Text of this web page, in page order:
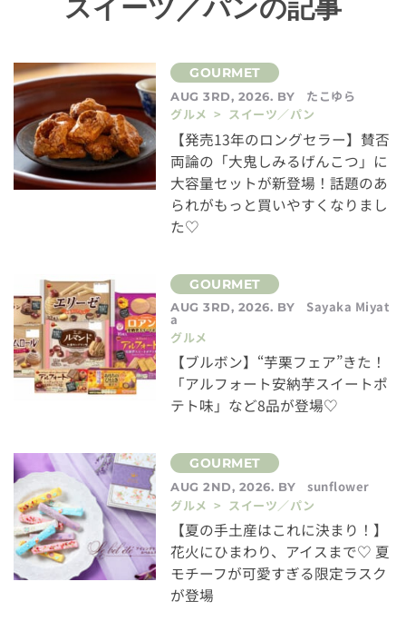
スイーツ／パンの記事
AUG 3RD, 2026. BY
たこゆら
グルメ > スイーツ／パン
【発売13年のロングセラー】賛否
両論の「大鬼しみるげんこつ」に
大容量セットが新登場！話題のあ
られがもっと買いやすくなりまし
た♡
AUG 3RD, 2026. BY Sayaka Miyat
a
グルメ
【ブルボン】“芋栗フェア”きた！
「アルフォート安納芋スイートポ
テト味」など8品が登場♡
AUG 2ND, 2026. BY
sunflower
グルメ > スイーツ／パン
【夏の手土産はこれに決まり！】
花火にひまわり、アイスまで♡ 夏
モチーフが可愛すぎる限定ラスク
が登場